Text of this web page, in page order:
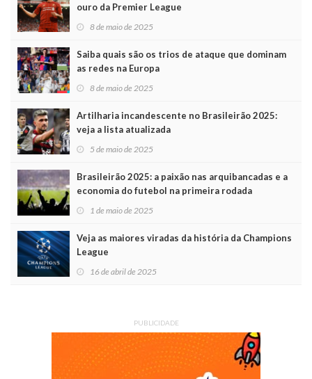
ouro da Premier League
8 de maio de 2025
Saiba quais são os trios de ataque que dominam
as redes na Europa
8 de maio de 2025
Artilharia incandescente no Brasileirão 2025:
veja a lista atualizada
5 de maio de 2025
Brasileirão 2025: a paixão nas arquibancadas e a
economia do futebol na primeira rodada
1 de maio de 2025
Veja as maiores viradas da história da Champions
League
16 de abril de 2025
PUBLICIDADE